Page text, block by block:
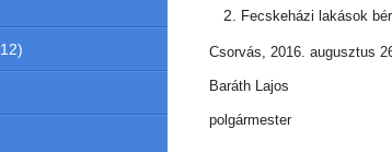
Fecskeházi lakások
Csorvás, 2016. augusztus
Baráth Lajos
polgármester